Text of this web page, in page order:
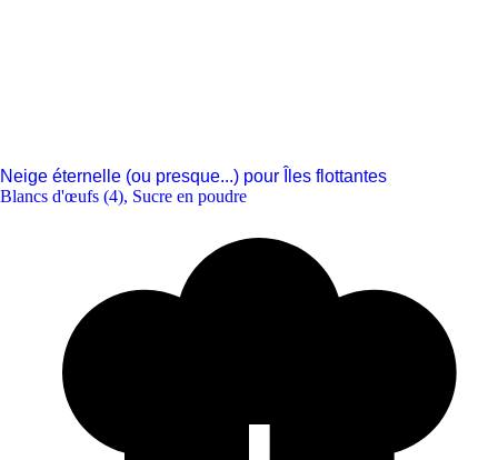
Neige éternelle (ou presque...) pour Îles flottantes
Blancs d'œufs (4), Sucre en poudre